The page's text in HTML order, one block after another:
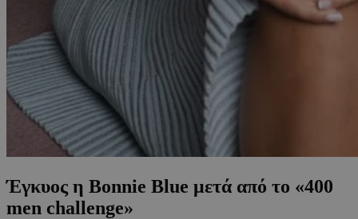
Έγκυος η Bonnie Blue μετά από το «400
men challenge»